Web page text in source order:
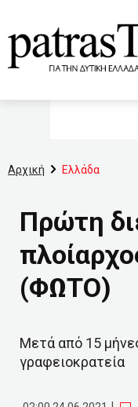
Αρχική Ελλάδα
Πρώτη
(ΦΩΤΟ)
Μετά από 15
γραφειοκρατεία